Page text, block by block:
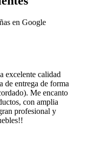
en Google
excelente calidad
de entrega de forma
Me encanto
con amplia
profesional y